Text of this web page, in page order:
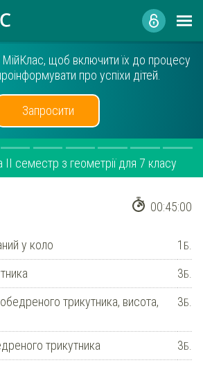
МійКлас, щоб включити їх до процесу
про успіхи дітей.
Запросити
ІІ семестр з геометрії для 7 класу
00:45:00
у коло 1 Б.
3Б.
трикутника, висота,
3Б.
трикутника 3Б.